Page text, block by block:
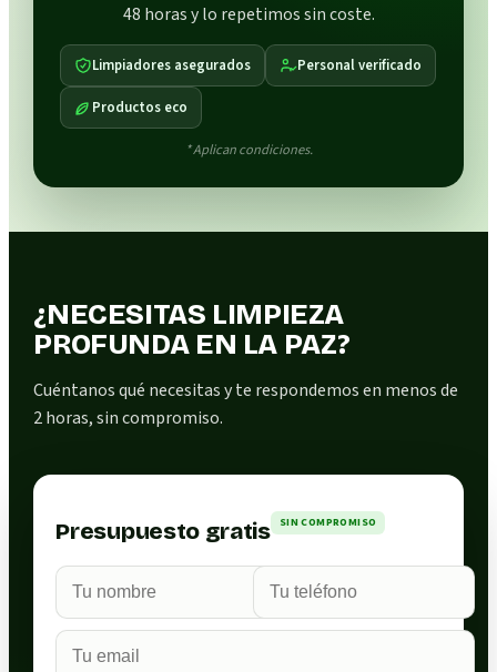
48 horas y lo repetimos sin coste.
Limpiadores asegurados Personal verificado
Productos eco
* Aplican condiciones.
¿NECESITAS LIMPIEZA
PROFUNDA EN LA PAZ?
Cuéntanos qué necesitas y te respondemos en menos de
2 horas, sin compromiso.
Presupuesto gratis SIN COMPROMISO